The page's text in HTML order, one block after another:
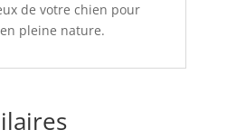
de votre chien pour
pleine nature.